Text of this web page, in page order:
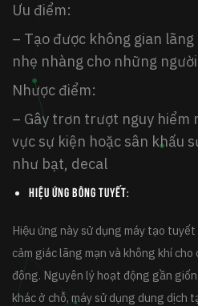
Ưu điểm:
– Tạo được không gian
nhẹ nhàng cho những
Nhược điểm:
– Gây trơn trượt nguy hiểm
vực sự kiện hoặc sân khấu
như bạt, decal
Hiệu ứng bông tuyết:
Hiệu ứng này sử dụng máy tạo
cảm giác lãng mạn và không khí
đông. Nguyên lý hoạt động gần
khác ở chỗ, máy sử dụng dung dịch